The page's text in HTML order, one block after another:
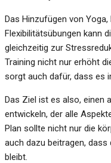
Das Hinzufügen von
Flexibilitätsübungen kann
gleichzeitig zur
Training nicht nur erhöht
sorgt auch dafür, dass es
Das Ziel ist es also, einen
entwickeln, der alle
Plan sollte nicht nur die
auch dazu beitragen, dass
bleibt.